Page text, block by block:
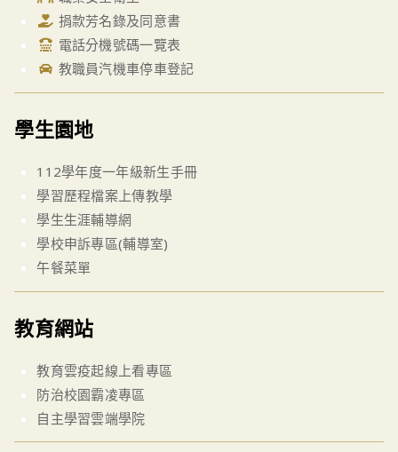
捐款芳名錄及同意書
電話分機號碼一覽表
教職員汽機車停車登記
學生園地
112學年度一年級新生手冊
學習歷程檔案上傳教學
學生生涯輔導網
學校申訴專區(輔導室)
午餐菜單
教育網站
教育雲疫起線上看專區
防治校園霸凌專區
自主學習雲端學院